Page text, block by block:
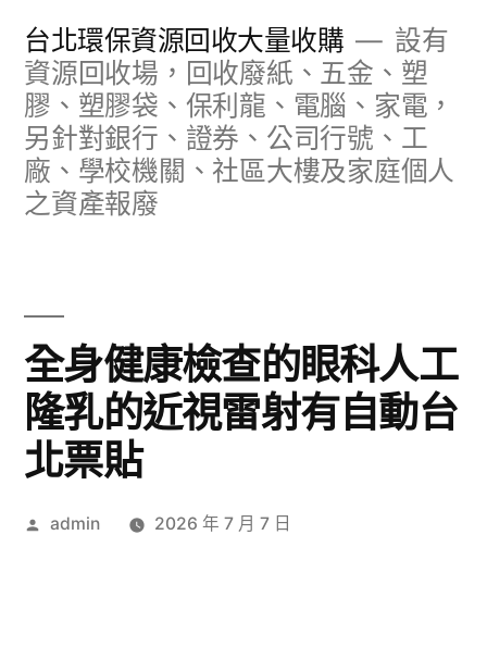
台北環保資源回收大量收購
設有
資源回收場，回收廢紙、五金、塑
膠、塑膠袋、保利龍、電腦、家電，
另針對銀行、證券、公司行號、工
廠、學校機關、社區大樓及家庭個人
之資產報廢
全身健康檢查的眼科人工
隆乳的近視雷射有自動台
北票貼
作
admin 2026 年 7 月 7 日